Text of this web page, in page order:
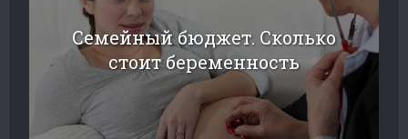
Семейный бюджет. Сколько
стоит беременность